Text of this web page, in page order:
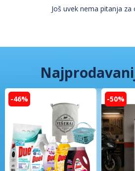
Još uvek nema pitanja za
-46% -50%